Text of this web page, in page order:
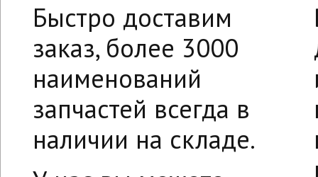
Быстро доставим
заказ, более 3000
наименований
запчастей всегда в
наличии на складе.